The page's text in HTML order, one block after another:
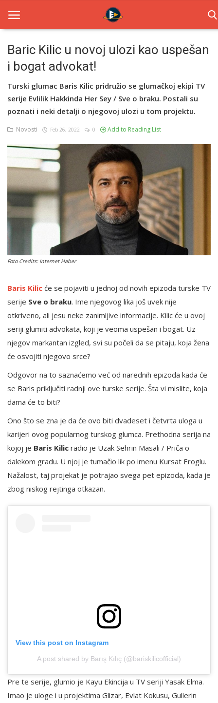
Home
Novosti
TV Serije
Filmovi
Contact
Login
Register
Baric Kilic u novoj ulozi kao uspešan
i bogat advokat!
Turski glumac Baris Kilic pridružio se glumačkoj ekipi TV
serije Evlilik Hakkinda Her Sey / Sve o braku. Postali su
poznati i neki detalji o njegovoj ulozi u tom projektu.
Novosti Feb 26, 2022 0 Add to Reading List
Foto Credits: Internet Haber
Baris Kilic će se pojaviti u jednoj od novih epizoda turske TV
serije Sve o braku. Ime njegovog lika još uvek nije
otkriveno, ali jesu neke zanimljive informacije. Kilic će u ovoj
seriji glumiti advokata, koji je veoma uspešan i bogat. Uz
njegov markantan izgled, svi su počeli da se pitaju, koja žena
će osvojiti njegovo srce?
Odgovor na to saznaćemo već od narednih epizoda kada će
se Baris priključiti radnji ove turske serije. Šta vi mislite, koja
dama će to biti?
Ono što se zna je da će ovo biti dvadeset i četvrta uloga u
karijeri ovog popularnog turskog glumca. Prethodna serija na
kojoj je Baris Kilic radio je Uzak Sehrin Masali / Priča o
dalekom gradu. U njoj je tumačio lik po imenu Kursat Eroglu.
Nažalost, taj projekat je potrajao svega pet epizoda, kada je
zbog niskog rejtinga otkazan.
View this post on Instagram
A post shared by Barış Kılıç (@bariskilicofficial)
Pre te serije, glumio je Kayu Ekincija u TV seriji Yasak Elma.
Imao je uloge i u projektima Glizar, Evlat Kokusu, Gullerin